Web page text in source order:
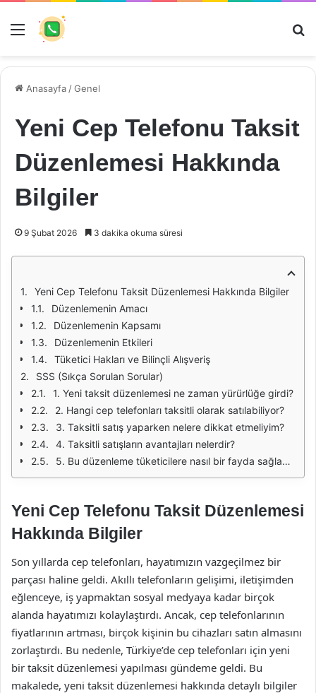
Menü
Anasayfa /Genel
Yeni Cep Telefonu Taksit
Düzenlemesi Hakkında
Bilgiler
9 Şubat 2026 3 dakika okuma süresi
Yeni Cep Telefonu Taksit Düzenlemesi Hakkında Bilgiler
Düzenlemenin Amacı
Düzenlemenin Kapsamı
Düzenlemenin Etkileri
Tüketici Hakları ve Bilinçli Alışveriş
SSS (Sıkça Sorulan Sorular)
1. Yeni taksit düzenlemesi ne zaman yürürlüğe girdi?
2. Hangi cep telefonları taksitli olarak satılabiliyor?
3. Taksitli satış yaparken nelere dikkat etmeliyim?
4. Taksitli satışların avantajları nelerdir?
5. Bu düzenleme tüketicilere nasıl bir fayda sağlayacak?
Yeni Cep Telefonu Taksit Düzenlemesi
Hakkında Bilgiler
Son yıllarda cep telefonları, hayatımızın vazgeçilmez bir
parçası haline geldi. Akıllı telefonların gelişimi, iletişimden
eğlenceye, iş yapmaktan sosyal medyaya kadar birçok
alanda hayatımızı kolaylaştırdı. Ancak, cep telefonlarının
fiyatlarının artması, birçok kişinin bu cihazları satın almasını
zorlaştırdı. Bu nedenle, Türkiye’de cep telefonları için yeni
bir taksit düzenlemesi yapılması gündeme geldi. Bu
makalede, yeni taksit düzenlemesi hakkında detaylı bilgiler